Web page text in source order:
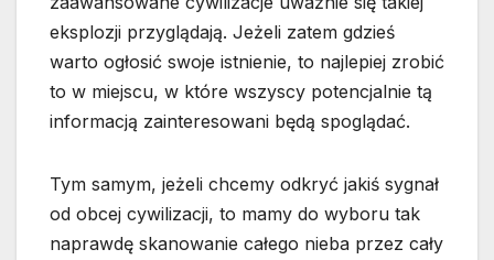
eksplozji przyglądają. Jeżeli zatem gdzieś
warto ogłosić swoje istnienie, to najlepiej zrobić
to w miejscu, w które wszyscy potencjalnie tą
informacją zainteresowani będą spoglądać.
Tym samym, jeżeli chcemy odkryć jakiś sygnał
od obcej cywilizacji, to mamy do wyboru tak
naprawdę skanowanie całego nieba przez cały